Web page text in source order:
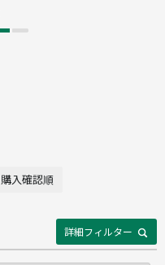
詳細フィルター
購入確認順